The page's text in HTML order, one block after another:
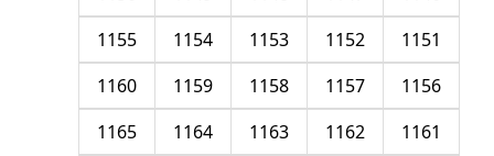
1151
1152
1153
1154
1155
1156
1157
1158
1159
1160
1161
1162
1163
1164
1165